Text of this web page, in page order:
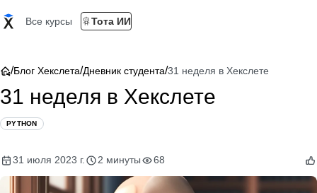
Все курсы Тота ИИ
/Блог Хекслета/Дневник студента/31 неделя в Хекслете
31 неделя в Хекслете
PYTHON
31 июля 2023 г. 2 минуты 68